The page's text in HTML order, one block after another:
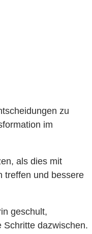
zu
im
als dies mit
treffen und bessere
geschult,
Schritte dazwischen.